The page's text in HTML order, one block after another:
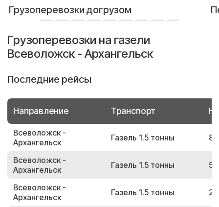
Грузоперевозки догрузом
Грузоперевозки на газели
Всеволожск - Архангельск
Последние рейсы
Направление Транспорт
Всеволожск -
Архангельск
Газель 1.5 тонны
Всеволожск -
Архангельск
Газель 1.5 тонны
Всеволожск -
Архангельск
Газель 1.5 тонны